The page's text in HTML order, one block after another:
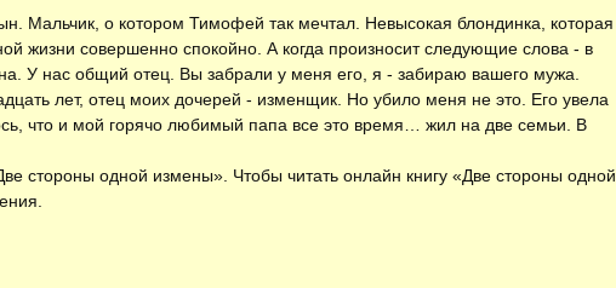
Мальчик, о котором Тимофей так мечтал. Невысокая блондинка, которая
жизни совершенно спокойно. А когда произносит следующие слова - в
У нас общий отец. Вы забрали у меня его, я - забираю вашего мужа.
лет, отец моих дочерей - изменщик. Но убило меня не это. Его увела
что и мой горячо любимый папа все это время… жил на две семьи. В
стороны одной измены». Чтобы читать онлайн книгу «Две стороны одной